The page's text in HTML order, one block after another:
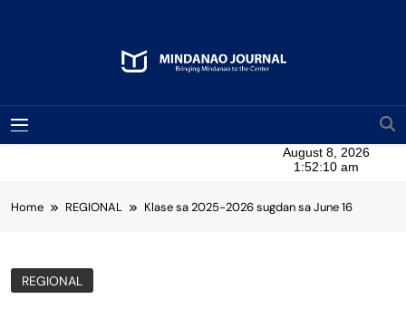
Mindanao Journal
Home REGIONAL Klase sa 2025-2026 sugdan sa June 16
REGIONAL